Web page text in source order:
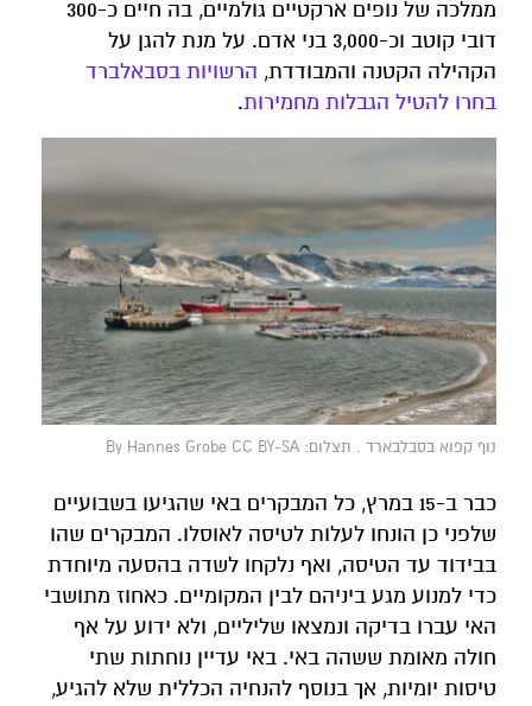
ממלכה של נופים ארקטיים גולמיים, בה חיים כ-300
דובי קוטב וכ-3,000 בני אדם. על מנת להגן על
הקהילה הקטנה והמבודדת, הרשויות בסבאלברד
בחרו להטיל הגבלות מחמירות.
נוף קפוא בסבלבארד . תצלום: By Hannes Grobe CC BY-SA
כבר ב-15 במרץ, כל המבקרים באי שהגיעו בשבועיים
שלפני כן הונחו לעלות לטיסה לאוסלו. המבקרים שהו
בבידוד עד הטיסה, ואף נלקחו לשדה בהסעה מיוחדת
כדי למנוע מגע ביניהם לבין המקומיים. כאחוז מתושבי
האי עברו בדיקה ונמצאו שליליים, ולא ידוע על אף
חולה מאומת ששהה באי. באי עדיין נוחתות שתי
טיסות יומיות, אך בנוסף להנחיה הכללית שלא להגיע,